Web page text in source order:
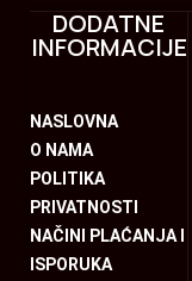
DODATNE
INFORMACIJE
NASLOVNA
O NAMA
POLITIKA
PRIVATNOSTI
NAČINI PLAĆANJA I
ISPORUKA